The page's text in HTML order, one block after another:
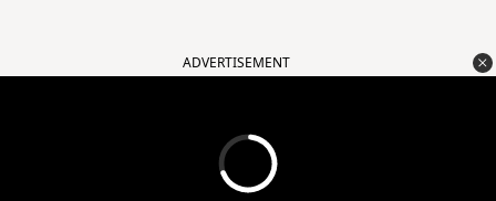
ADVERTISEMENT